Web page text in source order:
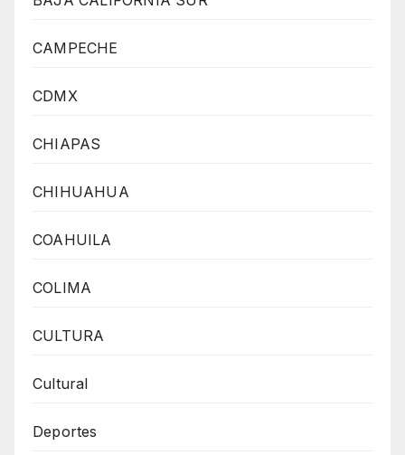
CAMPECHE
CDMX
CHIAPAS
CHIHUAHUA
COAHUILA
COLIMA
CULTURA
Cultural
Deportes